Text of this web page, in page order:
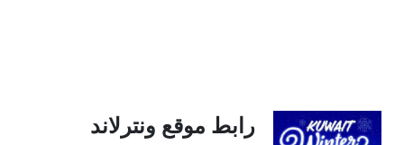
رابط موقع ونترلاند